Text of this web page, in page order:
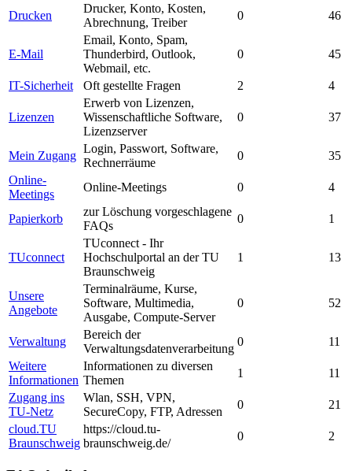
Drucken
Drucker, Konto, Kosten,
Abrechnung, Treiber
0 46
E-Mail
Email, Konto, Spam,
Thunderbird, Outlook,
Webmail, etc.
0 45
IT-Sicherheit Oft gestellte Fragen 2 4
Lizenzen
Erwerb von Lizenzen,
Wissenschaftliche Software,
Lizenzserver
0 37
Mein Zugang
Login, Passwort, Software,
Rechnerräume
0
35
Online-
Meetings
Online-Meetings 0 4
Papierkorb
zur Löschung vorgeschlagene
FAQs
0 1
TUconnect
TUconnect - Ihr
Hochschulportal an der TU
Braunschweig
1 13
Unsere
Angebote
Terminalräume, Kurse,
Software, Multimedia,
Ausgabe, Compute-Server
0 52
Verwaltung
Bereich der
Verwaltungsdatenverarbeitung
0
11
Weitere
Informationen
Informationen zu diversen
Themen
1
11
Zugang ins
TU-Netz
Wlan, SSH, VPN,
SecureCopy, FTP, Adressen
0
21
cloud.TU
Braunschweig
https://cloud.tu-
braunschweig.de/
0 2